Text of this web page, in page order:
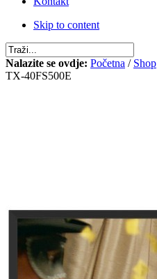
Skip to content
Nalazite se ovdje: Početna / Shop
TX-40FS500E